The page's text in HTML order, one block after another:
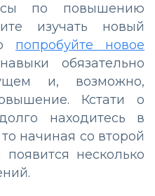
по повышению
изучать новый
попробуйте новое
обязательно
и, возможно,
Кстати о
находитесь в
начиная со второй
несколько